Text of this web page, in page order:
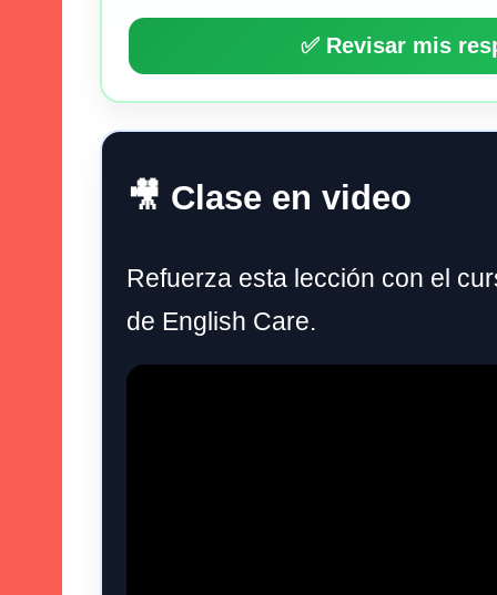
✅ Revisar mis
🎥 Clase en video
Refuerza esta lección con el
de English Care.